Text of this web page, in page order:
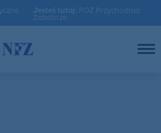
Jesteś tutaj: POZ Przychodnia
Zabobrze